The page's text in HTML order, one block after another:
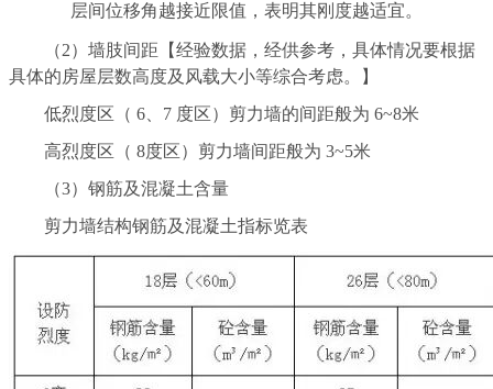
层间位移角越接近限值，表明其刚度越适宜。
（2）墙肢间距【经验数据，经供参考，具体情况要根据
具体的房屋层数高度及风载大小等综合考虑。】
低烈度区（ 6、7 度区）剪力墙的间距般为 6~8米
高烈度区（ 8度区）剪力墙间距般为 3~5米
（3）钢筋及混凝土含量
剪力墙结构钢筋及混凝土指标览表